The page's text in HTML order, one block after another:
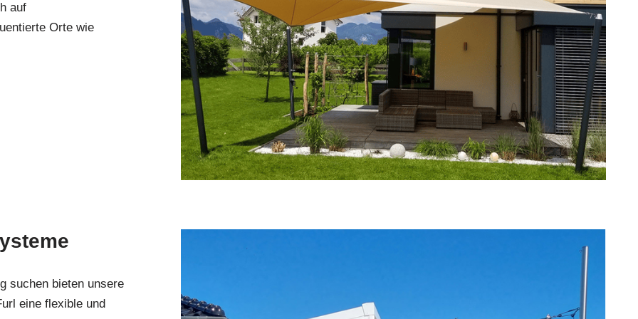
auf
Orte wie
suchen bieten unsere
eine flexible und